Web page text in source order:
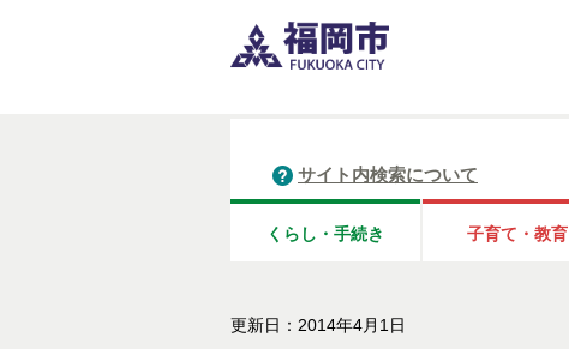
サイト内検索について
くらし・手続き 子育て・教育
更新日：2014年4月1日